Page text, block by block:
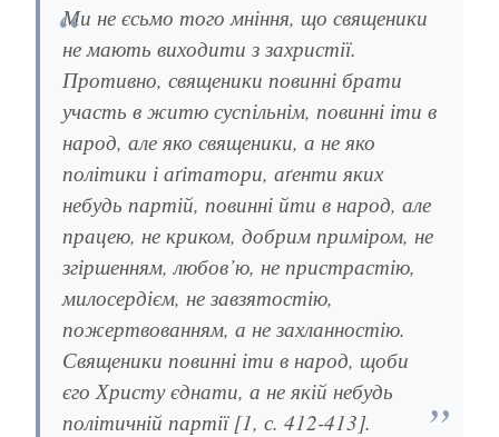
Ми не єсьмо того мніння, що священики
не мають виходити з захристії.
Противно, священики повинні брати
участь в житю суспільнім, повинні іти в
народ, але яко священики, а не яко
політики і аґітатори, аґенти яких
небудь партій, повинні йти в народ, але
працею, не криком, добрим приміром, не
згіршенням, любов’ю, не пристрастію,
милосердієм, не завзятостію,
пожертвованням, а не захланностію.
Священики повинні іти в народ, щоби
єго Христу єднати, а не якій небудь
політичній партії [1, с. 412-413].